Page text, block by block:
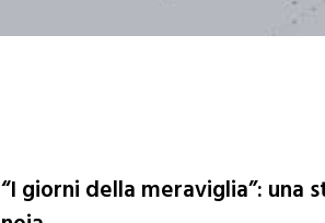
“I giorni della meraviglia”: una